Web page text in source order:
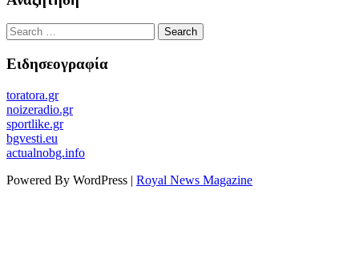
Search
for:
Ειδησεογραφία
toratora.gr
noizeradio.gr
sportlike.gr
bgvesti.eu
actualnobg.info
Powered By WordPress | Royal News Magazine